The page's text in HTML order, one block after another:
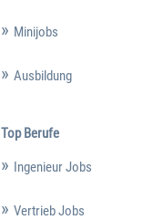
Minijobs
Ausbildung
Top Berufe
Ingenieur Jobs
Vertrieb Jobs